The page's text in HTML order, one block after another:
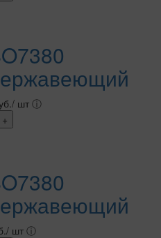
шт ⓘ
+
шт ⓘ